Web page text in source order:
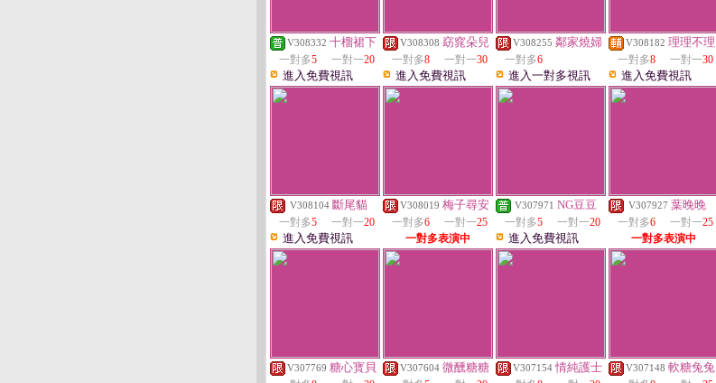
V308332 十榴裙下
一對多5 一對一20
進入免費視訊
V308308 窈窕朵兒
一對多8 一對一30
進入免費視訊
V308255 鄰家燒婦
一對多6
進入一對多視訊
V308182 理理不理
一對多8 一對一30
進入免費視訊
V308104 斷尾貓
一對多5 一對一20
進入免費視訊
V308019 梅子尋安
一對多6 一對一25
一對多表演中
V307971 NG豆豆
一對多5 一對一20
進入免費視訊
V307927 葉晚晚
一對多6 一對一25
一對多表演中
V307769 糖心寳貝 V307604 微醺糖糖 V307154 情純護士 V307148 軟糖兔兔